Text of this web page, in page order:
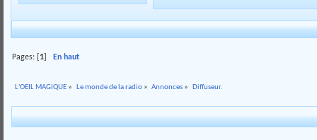
Pages: [ 1 En haut
L'OEIL MAGIQUE » Le monde de la radio» Annonces » Diffuseur.